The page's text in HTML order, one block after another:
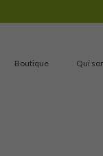
Boutique Qui